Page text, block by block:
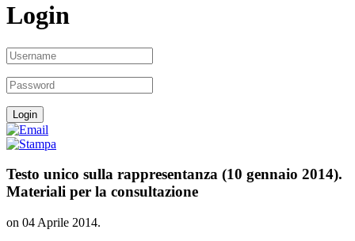
Login
Testo unico sulla rappresentanza (10 gennaio 2014).
Materiali per la consultazione
on 04 Aprile 2014.